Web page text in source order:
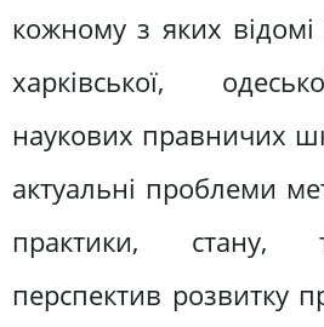
кожному з яких відомі
харківської,
наукових правничих
актуальні проблеми
практики, стану,
перспектив розвитку